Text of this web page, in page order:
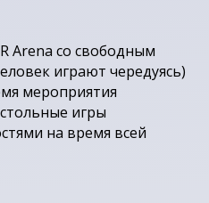
Arena со свободным
играют чередуясь)
мероприятия
игры
на время всей